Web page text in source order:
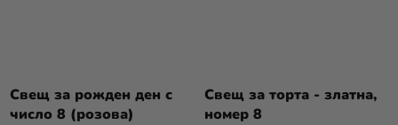
Свещ за рожден ден с
число 8 (розова)
Свещ за торта - златна,
номер 8